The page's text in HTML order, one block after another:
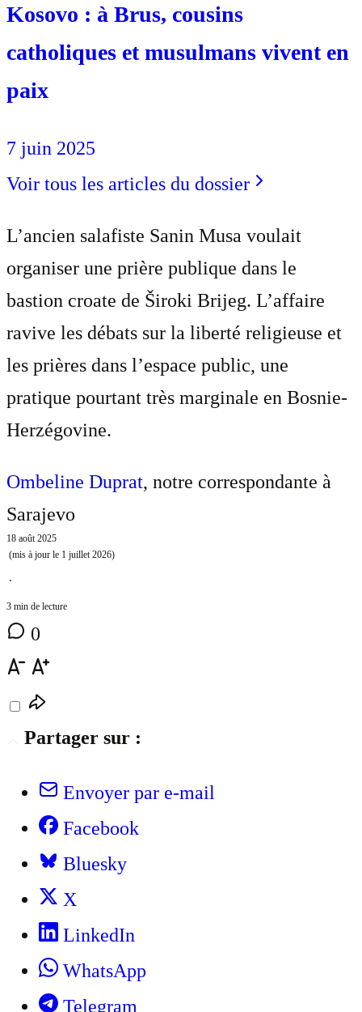
Kosovo : à Brus, cousins
catholiques et musulmans vivent en
paix
7 juin 2025
Voir tous les articles du dossier
L’ancien salafiste Sanin Musa voulait
organiser une prière publique dans le
bastion croate de Široki Brijeg. L’affaire
ravive les débats sur la liberté religieuse et
les prières dans l’espace public, une
pratique pourtant très marginale en Bosnie-
Herzégovine.
Ombeline Duprat, notre correspondante à
Sarajevo
18 août 2025
(mis à jour le 1 juillet 2026)
⋅
3 min de lecture
0
Partager sur :
Envoyer par e-mail
Facebook
Bluesky
X
LinkedIn
WhatsApp
Telegram